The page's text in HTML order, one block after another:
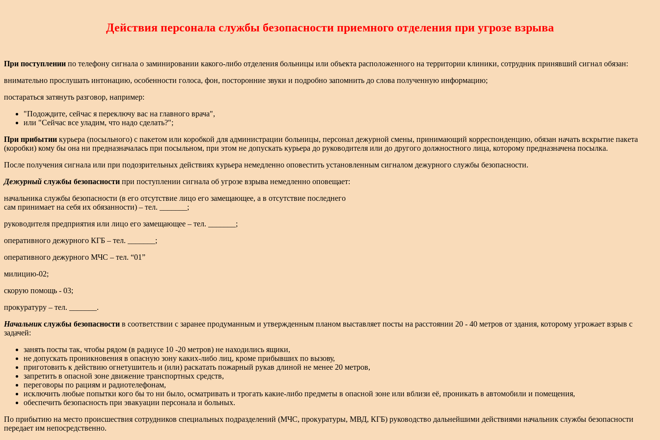
Действия персонала службы безопасности приемного отделения при угрозе взрыва
При поступлении по телефону сигнала о заминировании какого-либо отделения больницы или объекта расположенного на территории клиники, сотрудник принявший сигнал обязан:
внимательно прослушать интонацию, особенности голоса, фон, посторонние звуки и подробно запомнить до слова полученную информацию;
постараться затянуть разговор, например:
"Подождите, сейчас я переключу вас на главного врача",
или "Сейчас все уладим, что надо сделать?";
При прибытии курьера (посыльного) с пакетом или коробкой для администрации больницы, персонал дежурной смены, принимающий корреспонденцию, обязан начать вскрытие пакета
(коробки) кому бы она ни предназначалась при посыльном, при этом не допускать курьера до руководителя или до другого должностного лица, которому предназначена посылка.
После получения сигнала или при подозрительных действиях курьера немедленно оповестить установленным сигналом дежурного службы безопасности.
Дежурный службы безопасности при поступлении сигнала об угрозе взрыва немедленно оповещает:
начальника службы безопасности (в его отсутствие лицо его замещающее, а в отсутствие последнего
сам принимает на себя их обязанности) – тел. _______;
руководителя предприятия или лицо его замещающее – тел. _______;
оперативного дежурного КГБ – тел. _______;
оперативного дежурного МЧС – тел. “01”
милицию-02;
скорую помощь - 03;
прокуратуру – тел. _______.
Начальникслужбы безопасности в соответствии с заранее продуманным и утвержденным планом выставляет посты на расстоянии 20 - 40 метров от здания, которому угрожает взрыв с
задачей:
занять посты так, чтобы рядом (в радиусе 10 -20 метров) не находились ящики,
не допускать проникновения в опасную зону каких-либо лиц, кроме прибывших по вызову,
приготовить к действию огнетушитель и (или) раскатать пожарный рукав длиной не менее 20 метров,
запретить в опасной зоне движение транспортных средств,
переговоры по рациям и радиотелефонам,
исключить любые попытки кого бы то ни было, осматривать и трогать какие-либо предметы в опасной зоне или вблизи её, проникать в автомобили и помещения,
обеспечить безопасность при эвакуации персонала и больных.
По прибытию на место происшествия сотрудников специальных подразделений (МЧС, прокуратуры, МВД, КГБ) руководство дальнейшими действиями начальник службы безопасности
передает им непосредственно.